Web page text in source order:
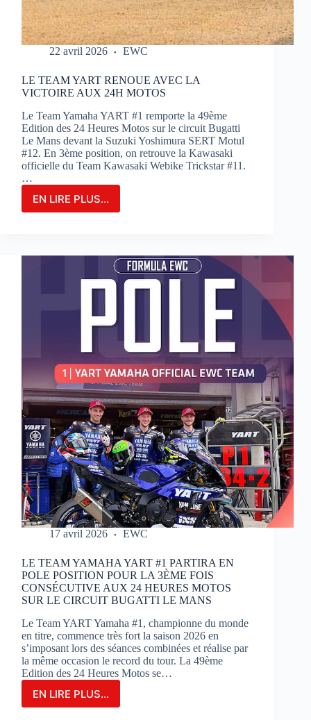
22 avril 2026 EWC
LE TEAM YART RENOUE AVEC LA
VICTOIRE AUX 24H MOTOS
Le Team Yamaha YART #1 remporte la 49ème
Edition des 24 Heures Motos sur le circuit Bugatti
Le Mans devant la Suzuki Yoshimura SERT Motul
#12. En 3ème position, on retrouve la Kawasaki
officielle du Team Kawasaki Webike Trickstar #11.
…
EN LIRE PLUS...
LE
AVEC
VICTOIRE
MOTOS
17 avril 2026 EWC
LE TEAM YAMAHA YART #1 PARTIRA EN
POLE POSITION POUR LA 3ÈME FOIS
CONSÉCUTIVE AUX 24 HEURES MOTOS
SUR LE CIRCUIT BUGATTI LE MANS
Le Team YART Yamaha #1, championne du monde
en titre, commence très fort la saison 2026 en
s’imposant lors des séances combinées et réalise par
la même occasion le record du tour. La 49ème
Edition des 24 Heures Motos se…
EN LIRE PLUS...
LE